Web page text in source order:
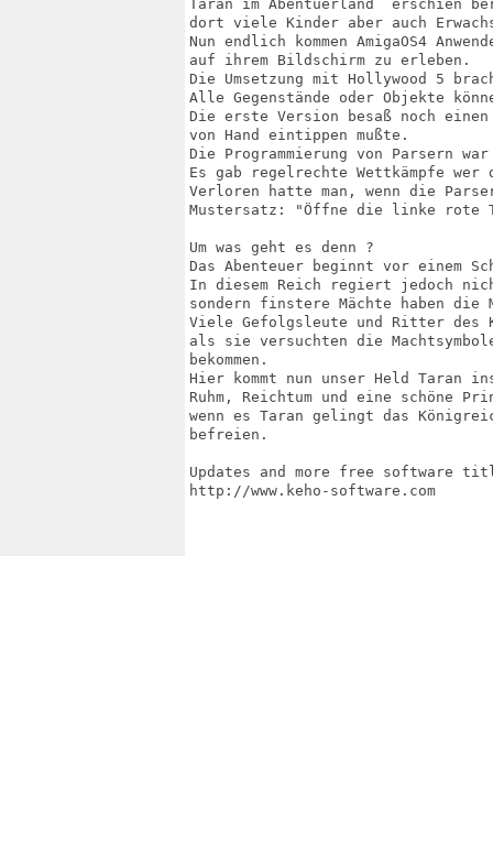
Taran im Abentuerland  erschien
dort viele Kinder aber auch
Nun endlich kommen AmigaOS4
auf ihrem Bildschirm zu erleben.
Die Umsetzung mit Hollywood 5
Alle Gegenstände oder Objekte
Die erste Version besaß noch
von Hand eintippen mußte.
Die Programmierung von Parsern
Es gab regelrechte Wettkämpfe
Verloren hatte man, wenn die
Mustersatz: "Öffne die linke rote
Um was geht es denn ?
Das Abenteuer beginnt vor einem
In diesem Reich regiert jedoch
sondern finstere Mächte haben die
Viele Gefolgsleute und Ritter des
als sie versuchten die
bekommen.
Hier kommt nun unser Held Taran
Ruhm, Reichtum und eine schöne
wenn es Taran gelingt das
befreien.
Updates and more free software
http://www.keho-software.com